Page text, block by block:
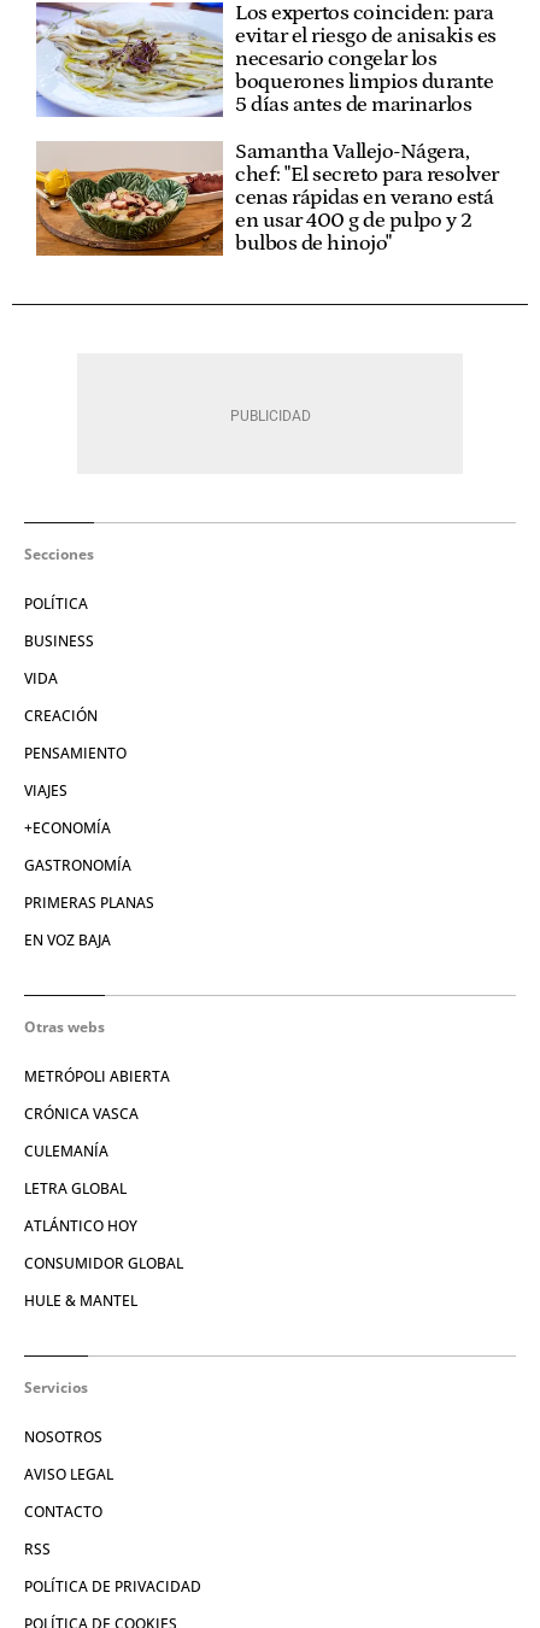
Los expertos coinciden: para
evitar el riesgo de anisakis es
necesario congelar los
boquerones limpios durante
5 días antes de marinarlos
Samantha Vallejo-Nágera,
chef: "El secreto para resolver
cenas rápidas en verano está
en usar 400 g de pulpo y 2
bulbos de hinojo"
Secciones
POLÍTICA
BUSINESS
VIDA
CREACIÓN
PENSAMIENTO
VIAJES
+ECONOMÍA
GASTRONOMÍA
PRIMERAS PLANAS
EN VOZ BAJA
Otras webs
METRÓPOLI ABIERTA
CRÓNICA VASCA
CULEMANÍA
LETRA GLOBAL
ATLÁNTICO HOY
CONSUMIDOR GLOBAL
HULE & MANTEL
Servicios
NOSOTROS
AVISO LEGAL
CONTACTO
RSS
POLÍTICA DE PRIVACIDAD
POLÍTICA DE COOKIES